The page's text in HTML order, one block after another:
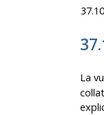
La